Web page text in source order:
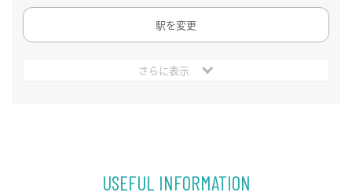
駅を変更
さらに表示
USEFUL INFORMATION